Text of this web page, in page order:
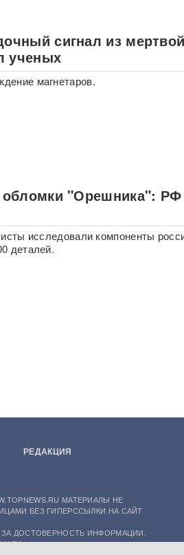
сигнал из
ученых
магнетаров.
обломки "Орешника": РФ
исследовали компоненты
деталей.
РЕДАКЦИЯ
МАТЕРИАЛЫ НЕ
БЕЗ ГИПЕРССЫЛКИ НА САЙТ
ДОСТОВЕРНОСТЬ ИНФОРМАЦИИ,